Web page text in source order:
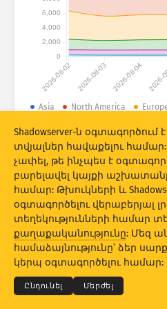
Օգնություն
Երկրներ
Տվյալների հավաքածու
Սահմանաչափ
Խմբավորել ըստ
Stacking Հարկերով
Ավտոմատ կերպով
Թարմացնել
Ներբեռնել
2026-08-02 2026-08-03 2026-08-04
0
2,000
4,000
6,000
Asia North America
© 2026THE
Գաղտնիություն և
Կապ մեզ հետ
Shadowserver-ն օգտագործում
տվյալներ հավաքելու համար:
չափել, թե ինչպես է
բարելավել կայքի
համար: Թխուկների և
օգտագործելու վերաբերյալ
տեղեկությունների համար
քաղաքականությունը: Մեզ
համաձայնությունը՝ ձեր
կերպ օգտագործելու համար:
Ընդունել Մերժել